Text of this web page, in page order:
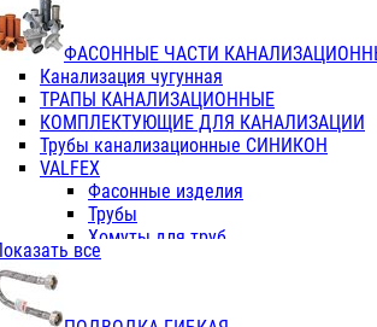
Фитинги с металл. серые
Фитинги ПП (серые)
Фитинги ПП белые
Краны
Фитинги ПП (белые)
Фитинги ПП с металлом белые
ПК КОНТУР
Краны полипропиленовые
Трубы полипропиленивые
TK
VALFEX
ФАСОННЫЕ ЧАСТИ
Канализация чугунная
ТРАПЫ КАНАЛИЗАЦИОННЫЕ
КОМПЛЕКТУЮЩИЕ ДЛЯ КАНАЛИЗАЦИИ
Трубы канализационные СИНИКОН
VALFEX
Фасонные изделия
Трубы
Хомуты для труб
ПВХ (стройполимер)
все